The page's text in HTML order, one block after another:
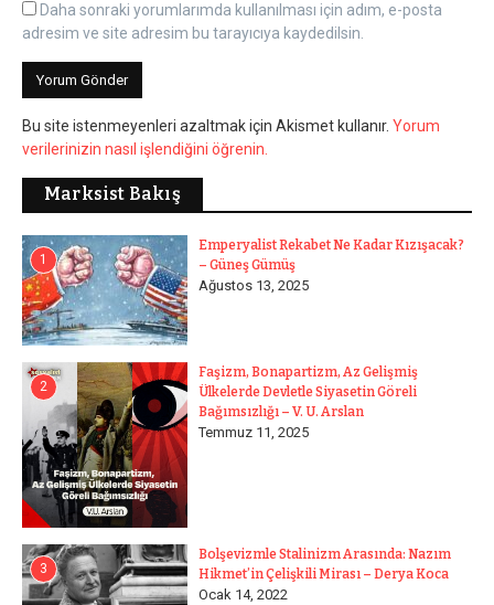
Daha sonraki yorumlarımda kullanılması için adım, e-posta
adresim ve site adresim bu tarayıcıya kaydedilsin.
Bu site istenmeyenleri azaltmak için Akismet kullanır. Yorum
verilerinizin nasıl işlendiğini öğrenin.
Marksist Bakış
1
Emperyalist Rekabet Ne Kadar Kızışacak?
– Güneş Gümüş
Ağustos 13, 2025
2
Faşizm, Bonapartizm, Az Gelişmiş
Ülkelerde Devletle Siyasetin Göreli
Bağımsızlığı – V. U. Arslan
Temmuz 11, 2025
3
Bolşevizmle Stalinizm Arasında: Nazım
Hikmet’in Çelişkili Mirası – Derya Koca
Ocak 14, 2022